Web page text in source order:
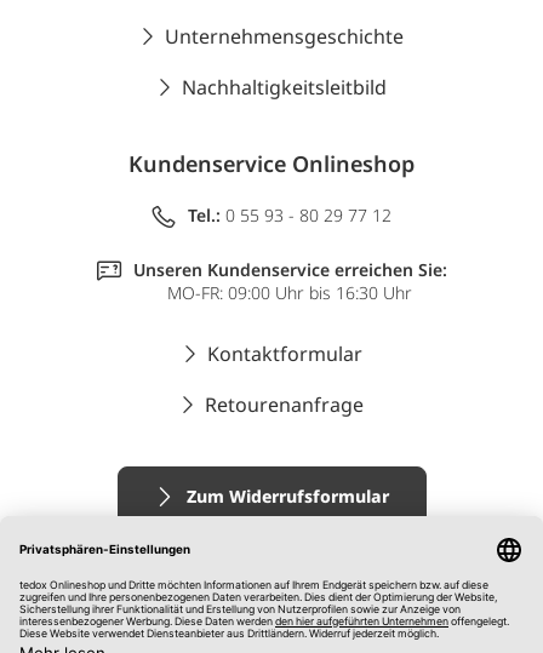
Unternehmensgeschichte
Nachhaltigkeitsleitbild
Kundenservice Onlineshop
Tel.: 0 55 93 - 80 29 77 12
Unseren Kundenservice erreichen Sie:
MO-FR: 09:00 Uhr bis 16:30 Uhr
Kontaktformular
Retourenanfrage
Zum Widerrufsformular
Impressum
AGB